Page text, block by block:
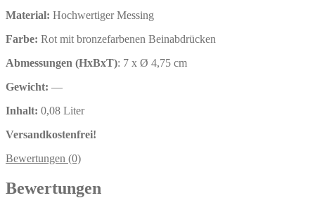
Material: Hochwertiger Messing
Farbe: Rot mit bronzefarbenen Beinabdrücken
Abmessungen (HxBxT): 7 x Ø 4,75 cm
Gewicht: —
Inhalt: 0,08 Liter
Versandkostenfrei!
Bewertungen (0)
Bewertungen